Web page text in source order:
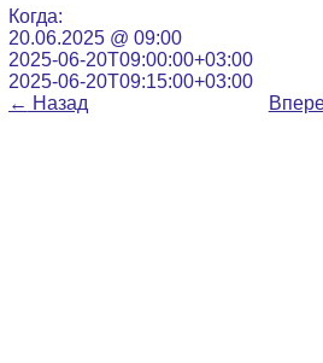
Когда:
20.06.2025 @ 09:00
2025-06-20T09:00:00+03:00
2025-06-20T09:15:00+03:00
← Назад